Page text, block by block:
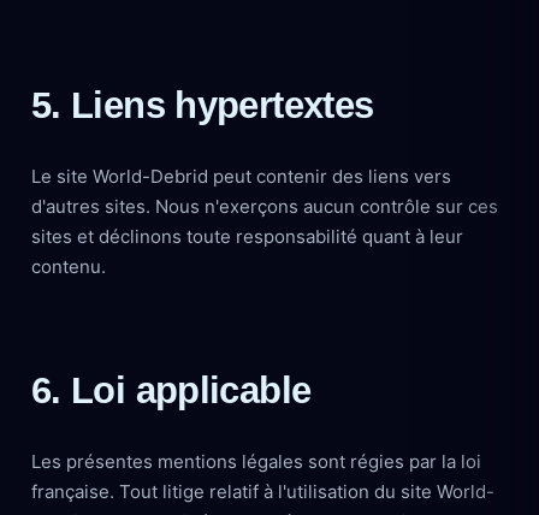
5. Liens hypertextes
Le site World-Debrid peut contenir des liens vers
d'autres sites. Nous n'exerçons aucun contrôle sur ces
sites et déclinons toute responsabilité quant à leur
contenu.
6. Loi applicable
Les présentes mentions légales sont régies par la loi
française. Tout litige relatif à l'utilisation du site World-